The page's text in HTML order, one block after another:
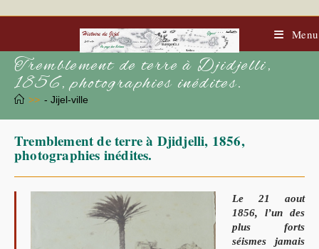
to
Menu
Tremblement de terre à Djidjelli,
1856, photographies inédites.
>> - Jijel-ville
Tremblement de terre à Djidjelli, 1856,
photographies inédites.
Le 21 aout
1856, l’un des
plus forts
séismes jamais